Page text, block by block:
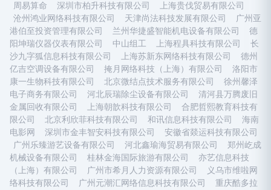
周易算命
深圳市柏升科技有限公司
上海贵伐贸易有限公司
沧州鸿业网络科技有限公司
天津尚法科技发展有限公司
广州亚
港伯至投资管理有限公司
兰州华捷盛智能机电设备有限公司
德
阳坤瑞仪器仪表有限公司
中山组工 上海程具科技有限公司
长
沙九字狐信息科技有限公司
上海苏新东网络科技有限公司
德州
亿吉空调设备有限公司
掩月网络科技（上海）有限公司
洛阳市
康一生物科技有限公司
北京微结点技术服务有限公司
徐州馨泽
电子商务有限公司
河北辰瑞除尘设备有限公司
清河县万腾废旧
金属回收有限公司
上海朝歆科技有限公司
合肥哲熙教育科技有
限公司
北京利欣菲科技有限公司 和讯信息科技有限公司
海南
电影网
深圳市金丰智安科技有限公司
安徽省燚运科技有限公司
广州乐臻游艺设备有限公司
河北鑫瑜海贸易有限公司
郑州屹成
机械设备有限公司
桂林金海国际旅游有限公司
亦艺信息科技
（上海）有限公司
广州市希月人力资源有限公司
义乌市维啦网
络科技有限公司
广州元潮汇网络信息科技有限公司
重庆酷多拉